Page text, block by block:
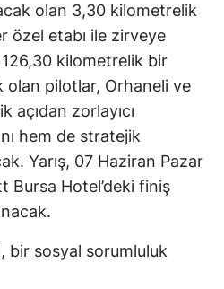
olan 3,30 kilometrelik
özel etabı ile zirveye
kilometrelik bir
pilotlar, Orhaneli ve
açıdan zorlayıcı
hem de stratejik
Yarış, 07 Haziran Pazar
Hotel’deki finiş
bir sosyal sorumluluk